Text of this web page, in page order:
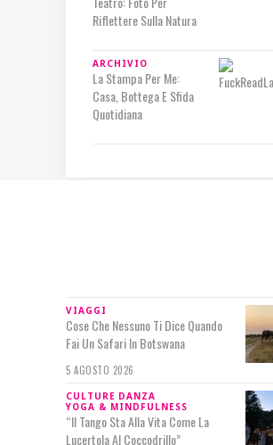
Riflettere Sulla Natura
ARCHIVIO
La Stampa Per Me:
Casa, Bottega E Sfida
Quotidiana
VIAGGI
Cose Che Nessuno Ti Dice Quando
Fai Un Safari In Botswana
5 AGOSTO 2026
CULTURE DANZA
YOGA & MINDFULNESS
“Il Tango Sta Alla Vita Come La
Lucertola Al Coccodrillo”